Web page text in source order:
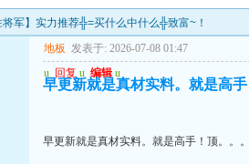
军】实力推荐╬=买什么中什么╬致富~！
地板 发表于: 2026-07-08 01:47
u 回复 u 编辑 u
早更新就是真材实料。就是高手
早更新就是真材实料。就是高手！顶。。。